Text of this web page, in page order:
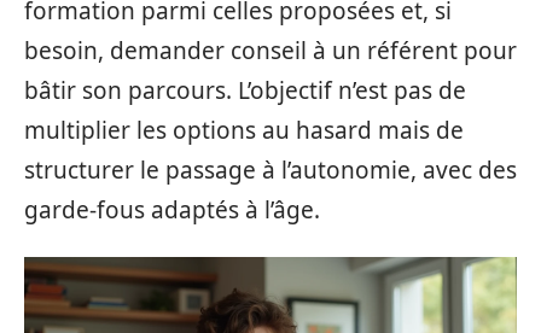
formation parmi celles proposées et, si
besoin, demander conseil à un référent pour
bâtir son parcours. L’objectif n’est pas de
multiplier les options au hasard mais de
structurer le passage à l’autonomie, avec des
garde-fous adaptés à l’âge.